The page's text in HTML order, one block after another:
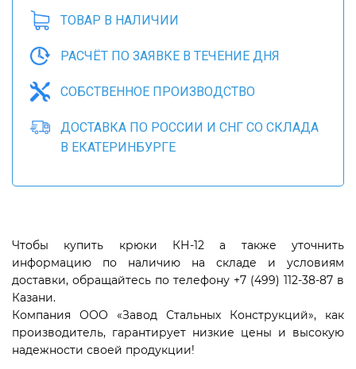
ТОВАР В НАЛИЧИИ
РАСЧЁТ ПО ЗАЯВКЕ В ТЕЧЕНИЕ ДНЯ
СОБСТВЕННОЕ ПРОИЗВОДСТВО
ДОСТАВКА ПО РОССИИ И СНГ СО СКЛАДА
В ЕКАТЕРИНБУРГЕ
Чтобы купить крюки КН-12 а также уточнить
информацию по наличию на складе и условиям
доставки, обращайтесь по телефону +7 (499) 112-38-87 в
Казани.
Компания ООО «Завод Стальных Конструкций», как
производитель, гарантирует низкие цены и высокую
надежности своей продукции!